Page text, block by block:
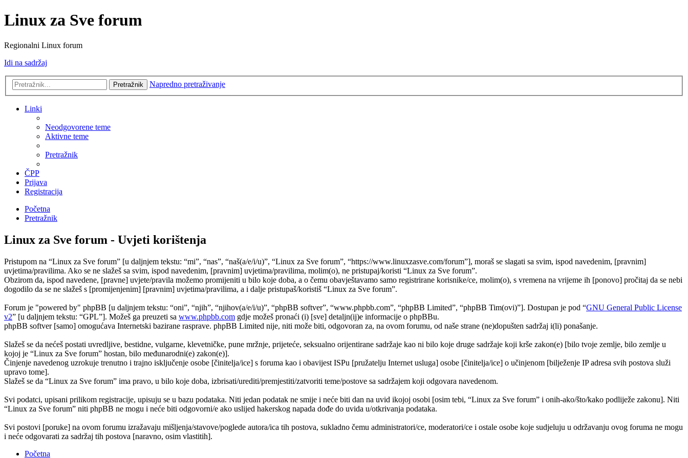
Linux za Sve forum
Regionalni Linux forum
Idi na sadržaj
Pretražnik Napredno pretraživanje
Linki
Neodgovorene teme
Aktivne teme
Pretražnik
ČPP
Prijava
Registracija
Početna
Pretražnik
Linux za Sve forum - Uvjeti korištenja
Pristupom na “Linux za Sve forum” [u daljnjem tekstu: “mi”, “nas”, “naš(a/e/i/u)”, “Linux za Sve forum”, “https://www.linuxzasve.com/forum”], moraš se slagati sa svim, ispod navedenim, [pravnim]
uvjetima/pravilima. Ako se ne slažeš sa svim, ispod navedenim, [pravnim] uvjetima/pravilima, molim(o), ne pristupaj/koristi “Linux za Sve forum”.
Obzirom da, ispod navedene, [pravne] uvjete/pravila možemo promijeniti u bilo koje doba, a o čemu obavještavamo samo registrirane korisnike/ce, molim(o), s vremena na vrijeme ih [ponovo] pročitaj da se nebi
dogodilo da se ne slažeš s [promijenjenim] [pravnim] uvjetima/pravilima, a i dalje pristupaš/koristiš “Linux za Sve forum”.
Forum je "powered by" phpBB [u daljnjem tekstu: “oni”, “njih”, “njihov(a/e/i/u)”, “phpBB softver”, “www.phpbb.com”, “phpBB Limited”, “phpBB Tim(ovi)”]. Dostupan je pod “GNU General Public License
v2” [u daljnjem tekstu: “GPL”]. Možeš ga preuzeti sa www.phpbb.com gdje možeš pronaći (i) [sve] detaljn(ij)e informacije o phpBBu.
phpBB softver [samo] omogućava Internetski bazirane rasprave. phpBB Limited nije, niti može biti, odgovoran za, na ovom forumu, od naše strane (ne)dopušten sadržaj i(li) ponašanje.
Slažeš se da nećeš postati uvredljive, bestidne, vulgarne, klevetničke, pune mržnje, prijeteće, seksualno orijentirane sadržaje kao ni bilo koje druge sadržaje koji krše zakon(e) [bilo tvoje zemlje, bilo zemlje u
kojoj je “Linux za Sve forum” hostan, bilo međunarodni(e) zakon(e)].
Činjenje navedenog uzrokuje trenutno i trajno isključenje osobe [činitelja/ice] s foruma kao i obavijest ISPu [pružatelju Internet usluga] osobe [činitelja/ice] o učinjenom [bilježenje IP adresa svih postova služi
upravo tome].
Slažeš se da “Linux za Sve forum” ima pravo, u bilo koje doba, izbrisati/urediti/premjestiti/zatvoriti teme/postove sa sadržajem koji odgovara navedenom.
Svi podatci, upisani prilikom registracije, upisuju se u bazu podataka. Niti jedan podatak ne smije i neće biti dan na uvid ikojoj osobi [osim tebi, “Linux za Sve forum” i onih-ako/što/kako podliježe zakonu]. Niti
“Linux za Sve forum” niti phpBB ne mogu i neće biti odgovorni/e ako uslijed hakerskog napada dođe do uvida u/otkrivanja podataka.
Svi postovi [poruke] na ovom forumu izražavaju mišljenja/stavove/poglede autora/ica tih postova, sukladno čemu administratori/ce, moderatori/ce i ostale osobe koje sudjeluju u održavanju ovog foruma ne mogu
i neće odgovarati za sadržaj tih postova [naravno, osim vlastitih].
Početna